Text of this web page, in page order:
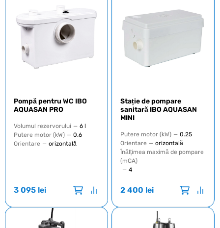
Pompă pentru WC IBO
AQUASAN PRO
Volumul rezervorului — 6 l
Putere motor (kW) — 0.6
Orientare — orizontală
3 095 lei
Stație de pompare
sanitară IBO AQUASAN
MINI
Putere motor (kW) — 0.25
Orientare — orizontală
Înălțimea maximă de pompare
(mCA)
— 4
2 400 lei